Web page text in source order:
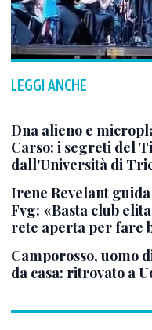
LEGGI ANCHE
Dna alieno e
Carso: i segreti del
dall'Università di
Irene Revelant
Fvg: «Basta club
rete aperta per fare
Camporosso, uomo
da casa: ritrovato a